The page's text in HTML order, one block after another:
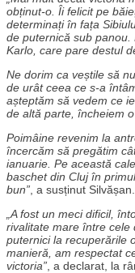
obținut-o. Îi felicit pe
determinați în fața
de puternică sub
Karlo, care pare destul
Ne dorim ca veștile să
de urât ceea ce s-a
așteptăm să vedem ce
de altă parte, încheiem
Poimâine revenim la
încercăm să pregătim
ianuarie. Pe această
baschet din Cluj în
bun” , a susținut Silvășan.
„A fost un meci dificil,
rivalitate mare între cele
puternici la recuperările
manieră, am respectat
victoria” , a declarat, la